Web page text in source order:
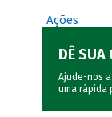
Ações
DÊ SUA
Ajude-nos
uma rápida